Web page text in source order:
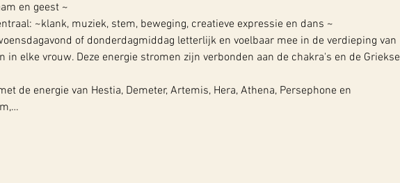
en geest ~
~klank, muziek, stem, beweging, creatieve expressie en dans ~
of donderdagmiddag letterlijk en voelbaar mee in de verdieping van
in elke vrouw. Deze energie stromen zijn verbonden aan de chakra's en de Griekse
de energie van Hestia, Demeter, Artemis, Hera, Athena, Persephone en